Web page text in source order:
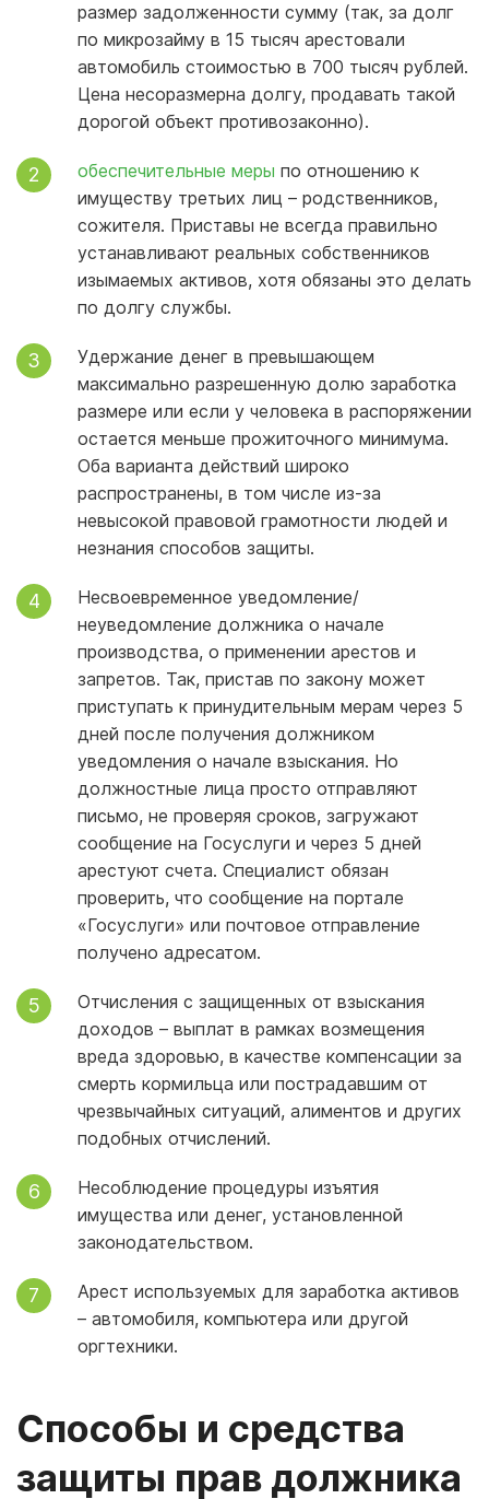
размер задолженности сумму (так, за долг
по микрозайму в 15 тысяч арестовали
автомобиль стоимостью в 700 тысяч рублей.
Цена несоразмерна долгу, продавать такой
дорогой объект противозаконно).
обеспечительные меры по отношению к
имуществу третьих лиц – родственников,
сожителя. Приставы не всегда правильно
устанавливают реальных собственников
изымаемых активов, хотя обязаны это делать
по долгу службы.
Удержание денег в превышающем
максимально разрешенную долю заработка
размере или если у человека в распоряжении
остается меньше прожиточного минимума.
Оба варианта действий широко
распространены, в том числе из-за
невысокой правовой грамотности людей и
незнания способов защиты.
Несвоевременное уведомление/
неуведомление должника о начале
производства, о применении арестов и
запретов. Так, пристав по закону может
приступать к принудительным мерам через 5
дней после получения должником
уведомления о начале взыскания. Но
должностные лица просто отправляют
письмо, не проверяя сроков, загружают
сообщение на Госуслуги и через 5 дней
арестуют счета. Специалист обязан
проверить, что сообщение на портале
«Госуслуги» или почтовое отправление
получено адресатом.
Отчисления с защищенных от взыскания
доходов – выплат в рамках возмещения
вреда здоровью, в качестве компенсации за
смерть кормильца или пострадавшим от
чрезвычайных ситуаций, алиментов и других
подобных отчислений.
Несоблюдение процедуры изъятия
имущества или денег, установленной
законодательством.
Арест используемых для заработка активов
– автомобиля, компьютера или другой
оргтехники.
Способы и средства
защиты прав должника